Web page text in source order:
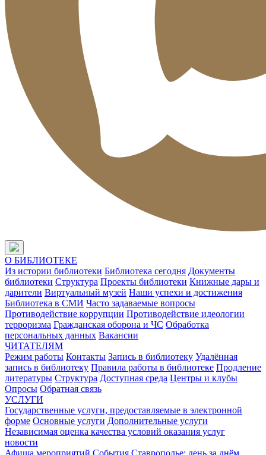
О БИБЛИОТЕКЕ
Из истории библиотеки Библиотека сегодня Документы
библиотеки Структура Проекты библиотеки Книжные дары и
дарители Виртуальный музей Наши успехи и достижения
Библиотека в СМИ Часто задаваемые вопросы
Противодействие коррупции Противодействие идеологии
терроризма Гражданская оборона и ЧС Обработка
персональных данных Вакансии
ЧИТАТЕЛЯМ
Режим работы Контакты Запись в библиотеку Удалённая
запись в библиотеку Правила работы в библиотеке Продление
литературы Структура Доступная среда Центры и клубы
Опросы Обратная связь
УСЛУГИ
Государственные услуги, предоставляемые в электронной
форме Основные услуги Дополнительные услуги
Независимая оценка качества условий оказания услуг
новости
Афиша мероприятий События Ставрополье: день за днём